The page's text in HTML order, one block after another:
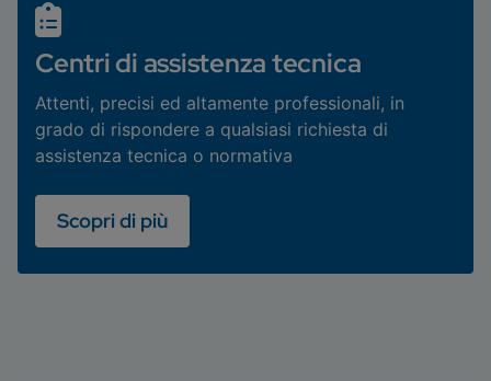
Centri di assistenza tecnica
Attenti, precisi ed altamente professionali, in
grado di rispondere a qualsiasi richiesta di
assistenza tecnica o normativa
Scopri di più